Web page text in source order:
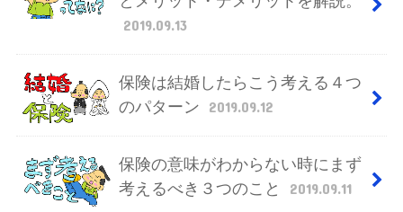
2019.09.13
保険は結婚したらこう考える４つ
のパターン
2019.09.12
保険の意味がわからない時にまず
考えるべき３つのこと
2019.09.11